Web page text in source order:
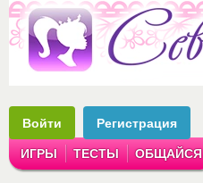
Войти Регистрация
ИГРЫ ТЕСТЫ ОБЩАЙСЯ